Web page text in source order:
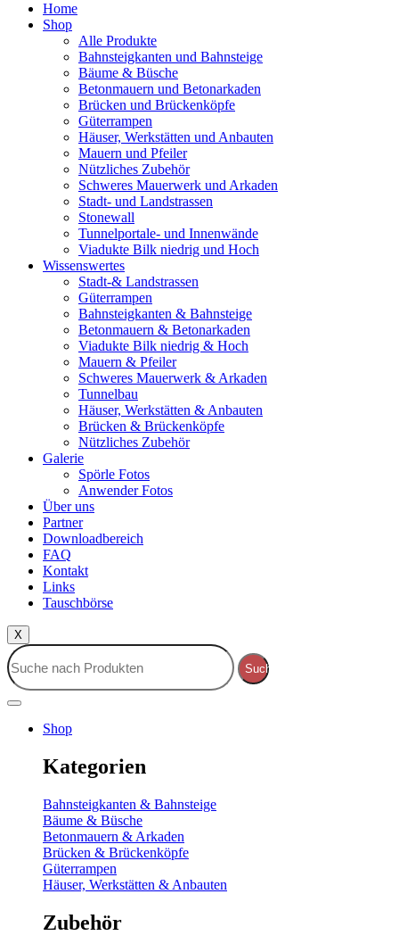
Home
Shop
Alle Produkte
Bahnsteigkanten und Bahnsteige
Bäume & Büsche
Betonmauern und Betonarkaden
Brücken und Brückenköpfe
Güterrampen
Häuser, Werkstätten und Anbauten
Mauern und Pfeiler
Nützliches Zubehör
Schweres Mauerwerk und Arkaden
Stadt- und Landstrassen
Stonewall
Tunnelportale- und Innenwände
Viadukte Bilk niedrig und Hoch
Wissenswertes
Stadt-& Landstrassen
Güterrampen
Bahnsteigkanten & Bahnsteige
Betonmauern & Betonarkaden
Viadukte Bilk niedrig & Hoch
Mauern & Pfeiler
Schweres Mauerwerk & Arkaden
Tunnelbau
Häuser, Werkstätten & Anbauten
Brücken & Brückenköpfe
Nützliches Zubehör
Galerie
Spörle Fotos
Anwender Fotos
Über uns
Partner
Downloadbereich
FAQ
Kontakt
Links
Tauschbörse
X
Suche
Shop
Kategorien
Bahnsteigkanten & Bahnsteige
Bäume & Büsche
Betonmauern & Arkaden
Brücken & Brückenköpfe
Güterrampen
Häuser, Werkstätten & Anbauten
Zubehör